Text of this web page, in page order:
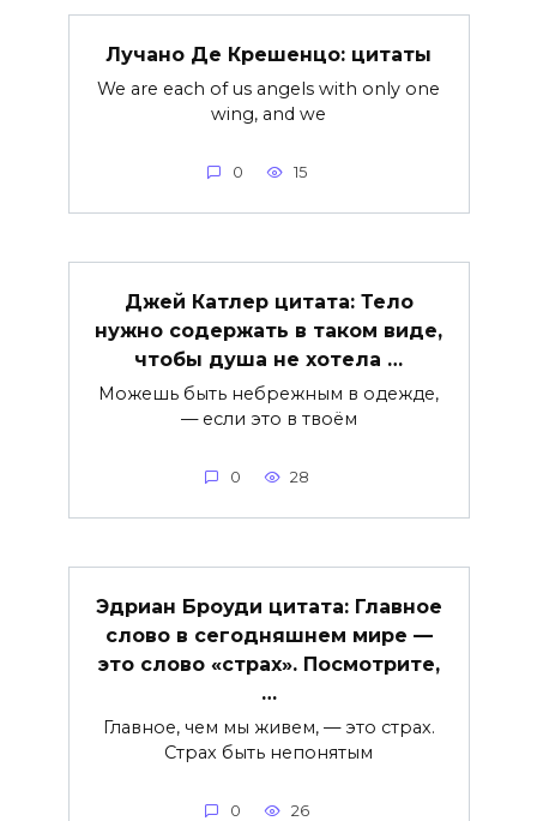
Лучано Де Крешенцо: цитаты
We are each of us angels with only one
wing, and we
0 15
Джей Катлер цитата: Тело
нужно содержать в таком виде,
чтобы душа не хотела …
Можешь быть небрежным в одежде,
— если это в твоём
0 28
Эдриан Броуди цитата: Главное
слово в сегодняшнем мире —
это слово «страх». Посмотрите,
…
Главное, чем мы живем, — это страх.
Страх быть непонятым
0 26